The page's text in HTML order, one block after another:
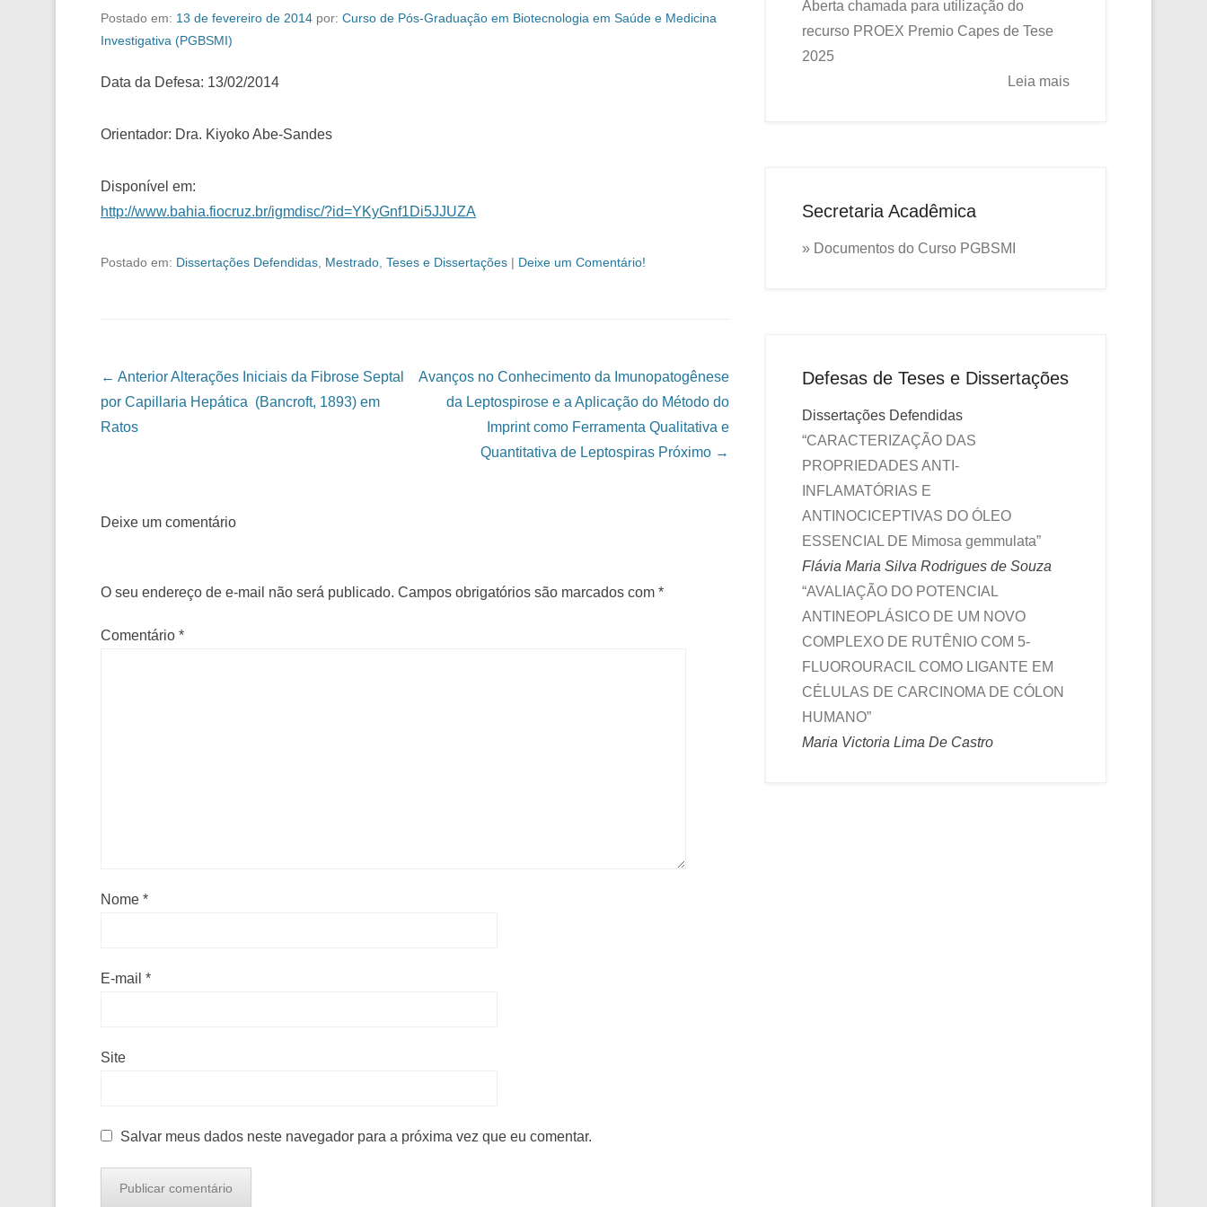
Postado em: 13 de fevereiro de 2014 por: Curso de Pós-Graduação em Biotecnologia em Saúde e Medicina
Investigativa (PGBSMI)
Data da Defesa: 13/02/2014
Orientador: Dra. Kiyoko Abe-Sandes
Disponível em:
http://www.bahia.fiocruz.br/igmdisc/?id=YKyGnf1Di5JJUZA
Postado em: Dissertações Defendidas Mestrado Teses e Dissertações | Deixe um Comentário!
Navegação das Postagens
← AnteriorAlterações Iniciais da Fibrose Septal
por Capillaria Hepática (Bancroft, 1893) em
Ratos
Avanços no Conhecimento da Imunopatogênese
da Leptospirose e a Aplicação do Método do
Imprint como Ferramenta Qualitativa e
Quantitativa de Leptospiras Próximo →
Deixe um comentário
O seu endereço de e-mail não será publicado. Campos obrigatórios são marcados com *
Comentário *
Nome *
E-mail *
Site
Salvar meus dados neste navegador para a próxima vez que eu comentar.
Aberta chamada para utilização do
recurso PROEX Premio Capes de Tese
2025
Leia mais
Secretaria Acadêmica
» Documentos do Curso PGBSMI
Defesas de Teses e Dissertações
Dissertações Defendidas
“CARACTERIZAÇÃO DAS
PROPRIEDADES ANTI-
INFLAMATÓRIAS E
ANTINOCICEPTIVAS DO ÓLEO
ESSENCIAL DE Mimosa gemmulata”
Flávia Maria Silva Rodrigues de Souza
“AVALIAÇÃO DO POTENCIAL
ANTINEOPLÁSICO DE UM NOVO
COMPLEXO DE RUTÊNIO COM 5-
FLUOROURACIL COMO LIGANTE EM
CÉLULAS DE CARCINOMA DE CÓLON
HUMANO”
Maria Victoria Lima De Castro